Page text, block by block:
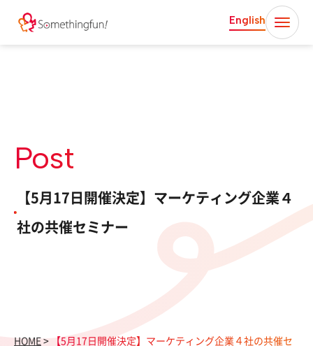
English
Post
【5月17日開催決定】マーケティング企業４
社の共催セミナー
HOME >
【5月17日開催決定】マーケティング企業４社の共催セ